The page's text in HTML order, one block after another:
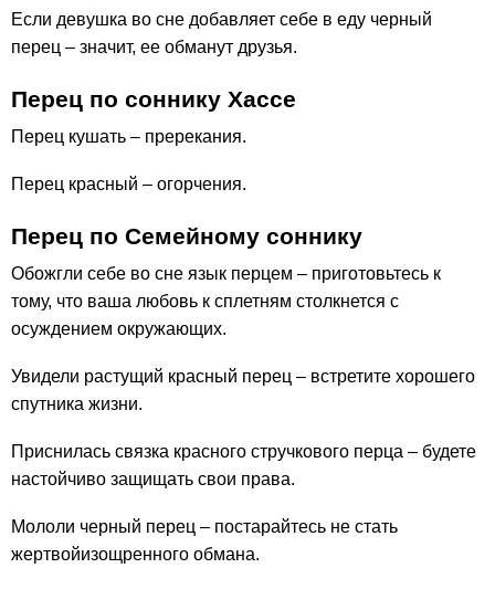
Если девушка во сне добавляет себе в еду черный
перец – значит, ее обманут друзья.
Перец по соннику Хассе
Перец кушать – пререкания.
Перец красный – огорчения.
Перец по Семейному соннику
Обожгли себе во сне язык перцем – приготовьтесь к
тому, что ваша любовь к сплетням столкнется с
осуждением окружающих.
Увидели растущий красный перец – встретите хорошего
спутника жизни.
Приснилась связка красного стручкового перца – будете
настойчиво защищать свои права.
Мололи черный перец – постарайтесь не стать
жертвойизощренного обмана.